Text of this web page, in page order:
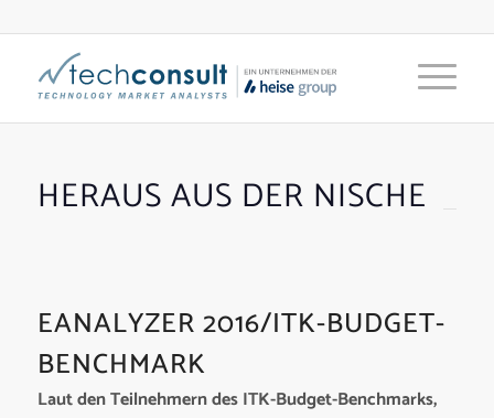
HERAUS AUS DER NISCHE
EANALYZER 2016/ITK-BUDGET-
BENCHMARK
Laut den Teilnehmern des ITK-Budget-Benchmarks,